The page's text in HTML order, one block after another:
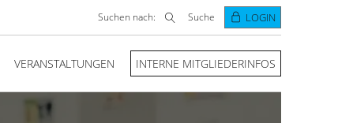
Suchen nach: Suche LOGIN
VERANSTALTUNGEN INTERNE MITGLIEDERINFOS